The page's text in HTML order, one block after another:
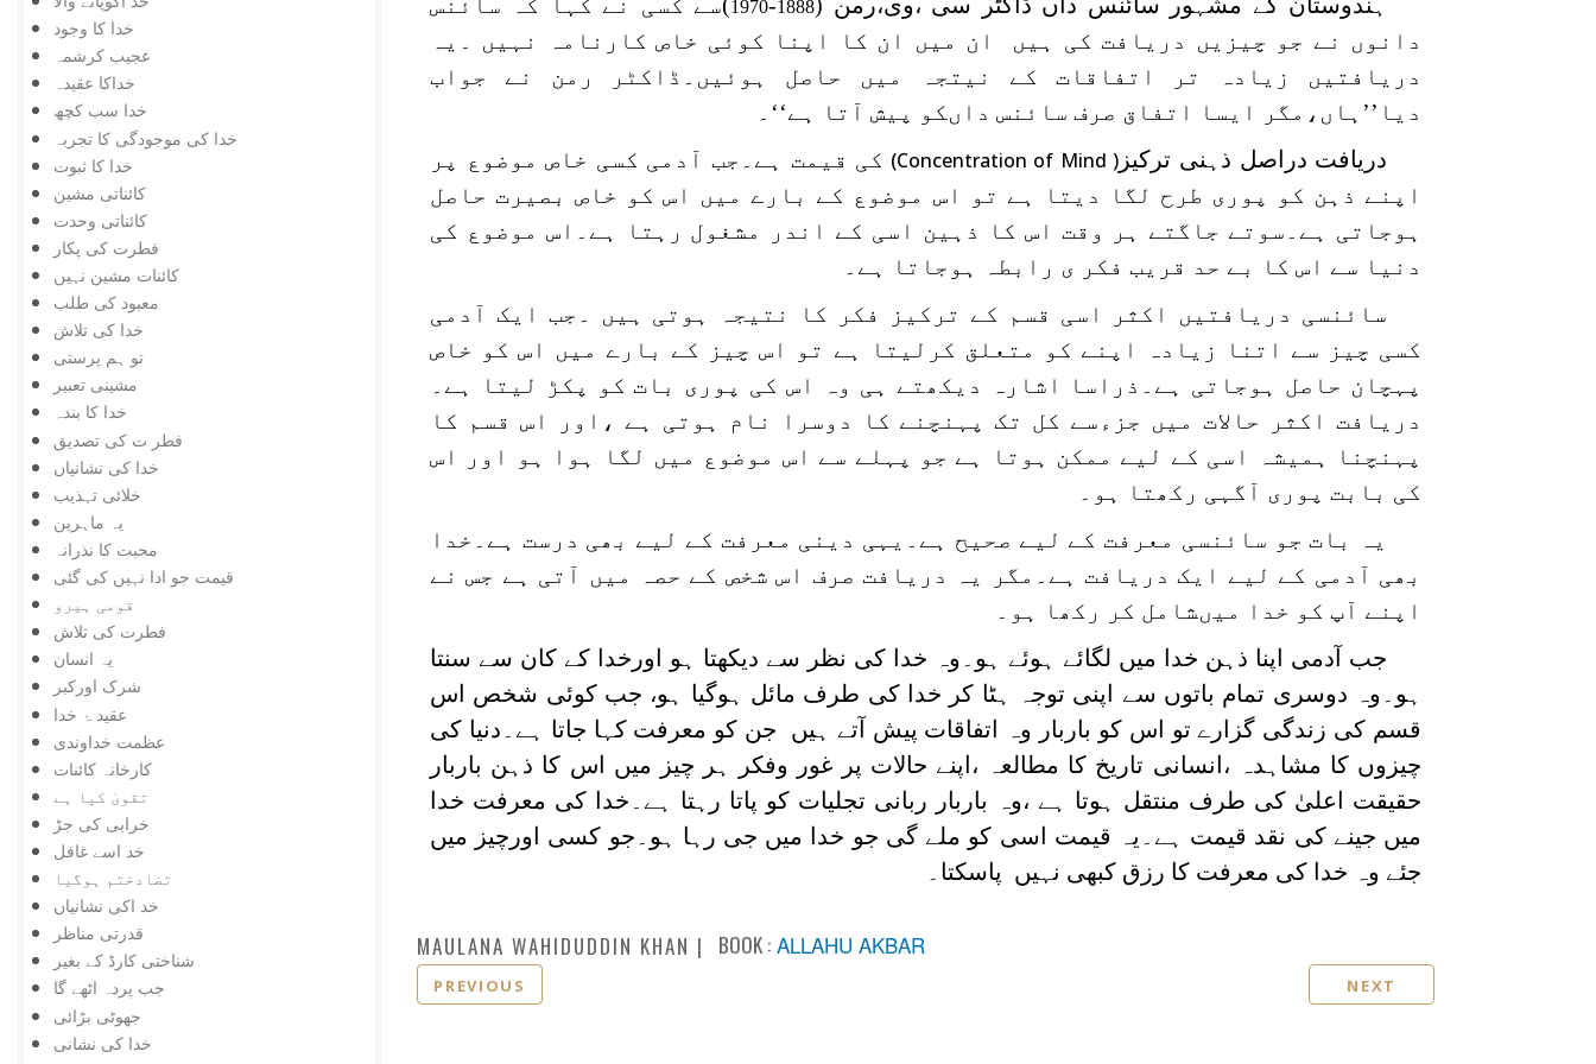
خدا کا وجود
عجیب کرشمہ
خداکا عقیدہ
خدا سب کچھ
خدا کی موجودگی کا تجربہ
خدا کا ثبوت
کائناتی مشین
کائناتی وحدت
فطرت کی پکار
کائنات مشین نہیں
معبود کی طلب
خدا کی تلاش
تو ہم پرستی
مشینی تعبیر
خدا کا بندہ
فطر ت کی تصدیق
خدا کی نشانیاں
خلائی تہذیب
یہ ماہرین
محبت کا نذرانہ
قیمت جو ادا نہیں کی گئی
قومی ہیرو
فطرت کی تلاش
یہ انسان
شرک اورکبر
عقید ۂ خدا
عظمت خداوندی
کارخانہ کائنات
تقویٰ کیا ہے
خرابی کی جڑ
خد اسے غافل
تضادختم ہوگیا
خد اکی نشانیاں
قدرتی مناظر
شناختی کارڈ کے بغیر
جب پردہ اٹھے گا
جھوٹی بڑائی
خدا کی نشانی
1888
1970
دانوں نے جو چیزیں دریافت کی ہیں ان میں ان کا اپنا کوئی خاص کارنامہ نہیں ۔یہ
دریافتیں زیادہ تر اتفاقات کے نیتجہ میں حاصل ہوئیں۔ڈاکٹر رمن نے جواب
دیا’’ہاں،مگر ایسا اتفاق صرف سائنس داںکو پیش آتا ہے‘‘۔
دریافت دراصل ذہنی ترکیز (Concentration of Mind ) کی قیمت ہے۔جب آدمی کسی خاص موضوع پر
اپنے ذہن کو پوری طرح لگا دیتا ہے تو اس موضوع کے بارے میں اس کو خاص بصیرت حاصل
ہوجاتی ہے۔سوتے جاگتے ہر وقت اس کا ذہین اسی کے اندر مشغول رہتا ہے۔اس موضوع کی
دنیا سے اس کا بے حد قریب فکر ی رابطہ ہوجاتا ہے۔
سائنسی دریافتیں اکثر اسی قسم کے ترکیز فکر کا نتیجہ ہوتی ہیں ۔جب ایک آدمی
کسی چیز سے اتنا زیادہ اپنے کو متعلق کرلیتا ہے تو اس چیز کے بارے میں اس کو خاص
پہچان حاصل ہوجاتی ہے۔ذراسا اشارہ دیکھتے ہی وہ اس کی پوری بات کو پکڑ لیتا ہے۔
دریافت اکثر حالات میں جزءسے کل تک پہنچنے کا دوسرا نام ہوتی ہے ،اور اس قسم کا
پہنچنا ہمیشہ اسی کے لیے ممکن ہوتا ہے جو پہلے سے اس موضوع میں لگا ہوا ہو اور اس
کی بابت پوری آگہی رکھتا ہو۔
یہ بات جو سائنسی معرفت کے لیے صحیح ہے۔یہی دینی معرفت کے لیے بھی درست ہے۔خدا
بھی آدمی کے لیے ایک دریافت ہے۔مگر یہ دریافت صرف اس شخص کے حصہ میں آتی ہے جس نے
اپنے آپ کو خدا میںشامل کر رکھا ہو۔
جب آدمی اپنا ذہن خدا میں لگائے ہوئے ہو۔وہ خدا کی نظر سے دیکھتا ہو اورخدا کے کان سے سنتا
ہو۔وہ دوسری تمام باتوں سے اپنی توجہ ہٹا کر خدا کی طرف مائل ہوگیا ہو، جب کوئی شخص اس
قسم کی زندگی گزارے تو اس کو باربار وہ اتفاقات پیش آتے ہیں جن کو معرفت کہا جاتا ہے۔دنیا کی
چیزوں کا مشاہدہ ،انسانی تاریخ کا مطالعہ ،اپنے حالات پر غور وفکر ہر چیز میں اس کا ذہن باربار
حقیقت اعلیٰ کی طرف منتقل ہوتا ہے ،وہ باربار ربانی تجلیات کو پاتا رہتا ہے۔خدا کی معرفت خدا
میں جینے کی نقد قیمت ہے۔یہ قیمت اسی کو ملے گی جو خدا میں جی رہا ہو۔جو کسی اورچیز میں
جئے وہ خدا کی معرفت کا رزق کبھی نہیں پاسکتا۔
MAULANA WAHIDUDDIN KHAN BOOK : ALLAHU AKBAR
PREVIOUS NEXT